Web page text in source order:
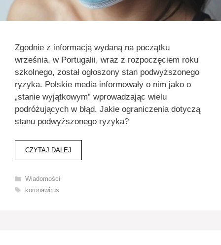
Zgodnie z informacją wydaną na początku
września, w Portugalii, wraz z rozpoczęciem roku
szkolnego, został ogłoszony stan podwyższonego
ryzyka. Polskie media informowały o nim jako o
„stanie wyjątkowym” wprowadzając wielu
podróżujących w błąd. Jakie ograniczenia dotyczą
stanu podwyższonego ryzyka?
CZYTAJ DALEJ
Kategorie
Wiadomości
Tagi
koronawirus